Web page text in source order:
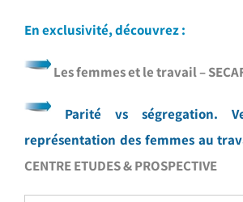
En exclusivité, découvrez :
Les femmes et le travail –
Parité vs ségregation.
représentation des femmes au
CENTRE ETUDES & PROSPECTIVE